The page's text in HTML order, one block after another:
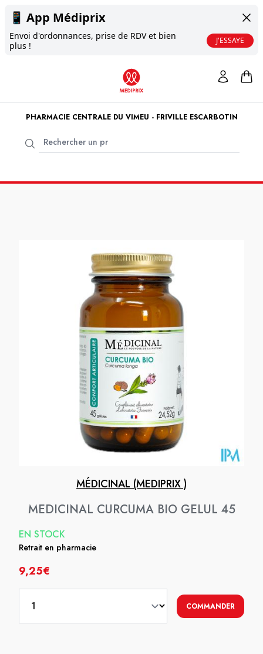
📱 App Médiprix
Envoi d'ordonnances, prise de RDV et bien
plus !
J'ESSAYE
PHARMACIE CENTRALE DU VIMEU - FRIVILLE ESCARBOTIN
MÉDICINAL (MEDIPRIX )
MEDICINAL CURCUMA BIO GELUL 45
EN STOCK
Retrait en pharmacie
9,25€
COMMANDER